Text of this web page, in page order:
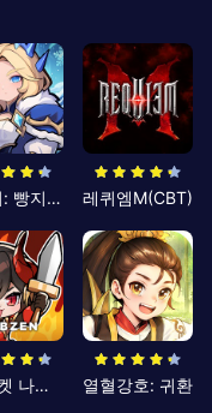
킹방치: 빵지의 제왕 레퀴엠M(CBT)
뮤: 포켓 나이츠 열혈강호: 귀환